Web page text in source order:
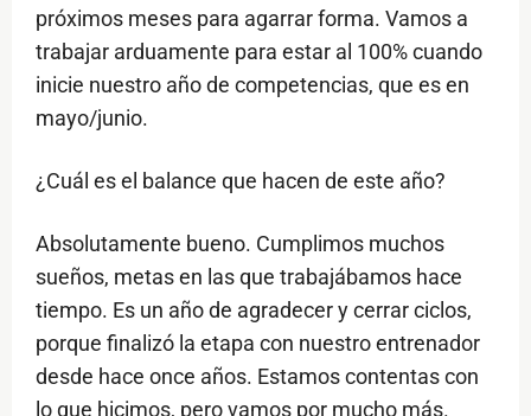
próximos meses para agarrar forma. Vamos a
trabajar arduamente para estar al 100% cuando
inicie nuestro año de competencias, que es en
mayo/junio.
⁠¿Cuál es el balance que hacen de este año?
Absolutamente bueno. Cumplimos muchos
sueños, metas en las que trabajábamos hace
tiempo. Es un año de agradecer y cerrar ciclos,
porque finalizó la etapa con nuestro entrenador
desde hace once años. Estamos contentas con
lo que hicimos, pero vamos por mucho más.